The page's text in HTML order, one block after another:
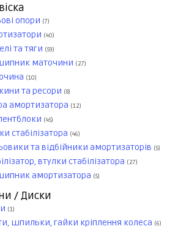
опори (7)
(40)
та тяги (59)
маточини (27)
(10)
та ресори (8)
амортизатора (12)
(45)
стабілізатора (46)
та відбійники амортизаторів (5)
втулки стабілізатора (27)
амортизатора (5)
/ Диски
(1)
шпильки, гайки кріплення колеса (6)